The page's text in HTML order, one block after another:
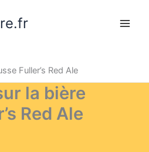
Fuller’s Red Ale
la bière
Red Ale